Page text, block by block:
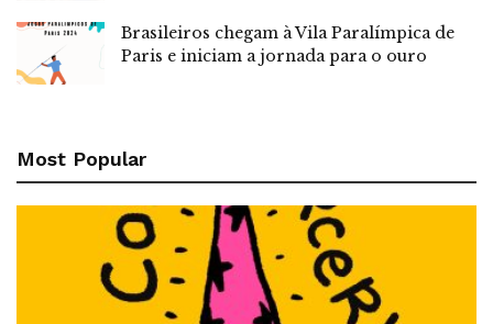
Brasileiros chegam à Vila Paralímpica de
Paris e iniciam a jornada para o ouro
Most Popular